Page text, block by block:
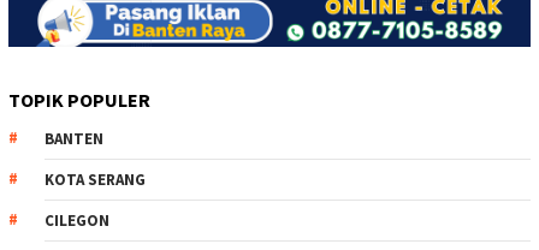
TOPIK POPULER
BANTEN
KOTA SERANG
CILEGON